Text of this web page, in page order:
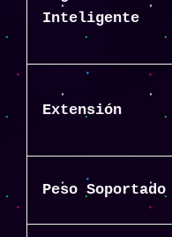
Inteligente
Extensión
Peso Soportado